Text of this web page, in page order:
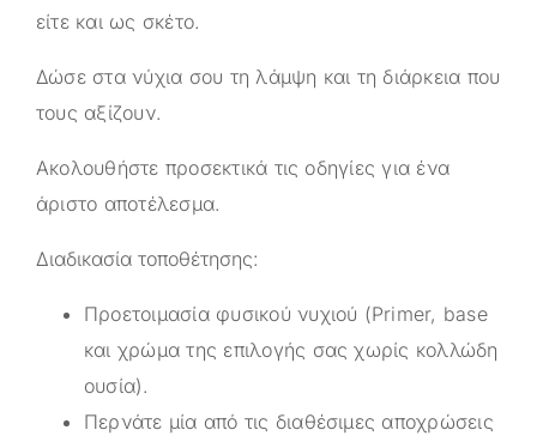
είτε και ως σκέτο.
Δώσε στα νύχια σου τη λάμψη και τη διάρκεια που
τους αξίζουν.
Ακολουθήστε προσεκτικά τις οδηγίες για ένα
άριστο αποτέλεσμα.
Διαδικασία τοποθέτησης:
Προετοιμασία φυσικού νυχιού (Primer, base
και χρώμα της επιλογής σας χωρίς κολλώδη
ουσία).
Περνάτε μία από τις διαθέσιμες αποχρώσεις